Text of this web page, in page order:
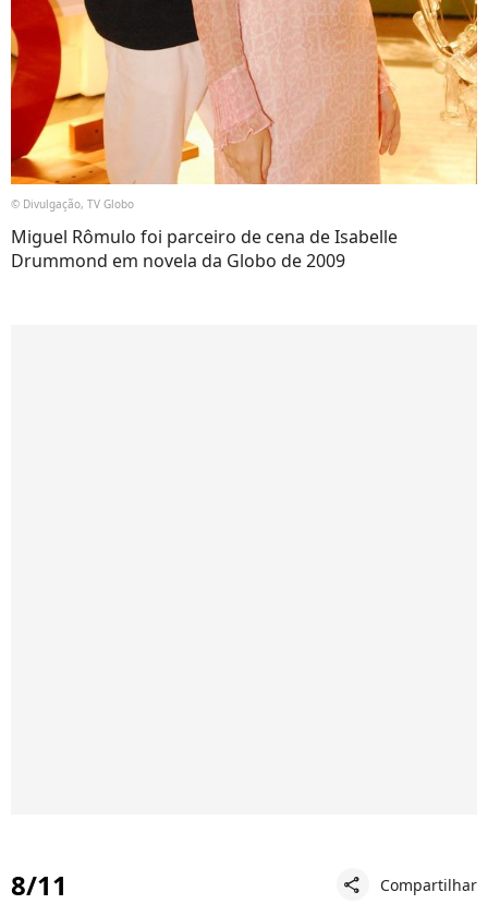
© Divulgação, TV Globo
Miguel Rômulo foi parceiro de cena de Isabelle
Drummond em novela da Globo de 2009
8/11 share Compartilhar